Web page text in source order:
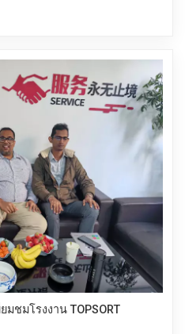
ชมโรงงาน TOPSORT